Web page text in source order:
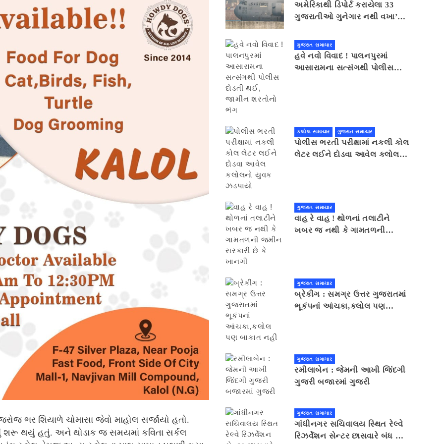
ભર શિયાળે ચોમાસા જેવો માહોલ સર્જાયો હતો.
શરૂ થયું હતું. અને થોડાક જ સમયમાં કવિતા સર્કલ
અમેરિકાથી ડિપોર્ટ કરાયેલા 33
ગુજરાતીઓ ગુનેગાર નથી વખા’ના
ગુજરાત સમાચાર
હવે નવો વિવાદ ! પાલનપુરમાં
આસારામના સત્સંગથી પોલીસ
કલોલ સમાચાર ગુજરાત સમાચાર
પોલીસ ભરતી પરીક્ષામાં નકલી કોલ
લેટર લઈને દોડવા આવેલ કલોલનો
ગુજરાત સમાચાર
વાહ રે વાહ ! થોળનાં તલાટીને
ખબર જ નથી કે ગામતળની
ગુજરાત સમાચાર
બ્રેકીંગ : સમગ્ર ઉત્તર ગુજરાતમાં
ભૂકંપનાં આંચકા,કલોલ પણ
ગુજરાત સમાચાર
રમીલાબેન : જેમની આખી જિંદગી
ગુજરી બજારમાં ગુજરી
ગુજરાત સમાચાર
ગાંધીનગર સચિવાલય સ્થિત રેલ્વે
રિઝર્વેશન સેન્ટર છાસવારે બંધ થઈ